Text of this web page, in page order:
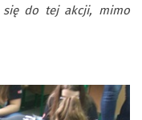
się do tej akcji, mimo